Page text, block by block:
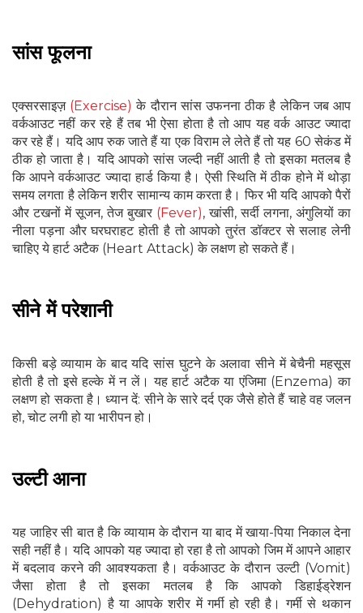
सांस फूलना
एक्सरसाइज़ (Exercise) के दौरान सांस उफनना ठीक है लेकिन जब आप
वर्कआउट नहीं कर रहे हैं तब भी ऐसा होता है तो आप यह वर्क आउट ज्यादा
कर रहे हैं। यदि आप रुक जाते हैं या एक विराम ले लेते हैं तो यह 60 सेकंड में
ठीक हो जाता है। यदि आपको सांस जल्दी नहीं आती है तो इसका मतलब है
कि आपने वर्कआउट ज्यादा हार्ड किया है। ऐसी स्थिति में ठीक होने में थोड़ा
समय लगता है लेकिन शरीर सामान्य काम करता है। फिर भी यदि आपको पैरों
और टखनों में सूजन, तेज बुखार (Fever), खांसी, सर्दी लगना, अंगुलियों का
नीला पड़ना और घरघराहट होती है तो आपको तुरंत डॉक्टर से सलाह लेनी
चाहिए ये हार्ट अटैक (Heart Attack) के लक्षण हो सकते हैं।
सीने में परेशानी
किसी बड़े व्यायाम के बाद यदि सांस घुटने के अलावा सीने में बेचैनी महसूस
होती है तो इसे हल्के में न लें। यह हार्ट अटैक या एंजिमा (Enzema) का
लक्षण हो सकता है। ध्यान दें: सीने के सारे दर्द एक जैसे होते हैं चाहे वह जलन
हो, चोट लगी हो या भारीपन हो।
उल्टी आना
यह जाहिर सी बात है कि व्यायाम के दौरान या बाद में खाया-पिया निकाल देना
सही नहीं है। यदि आपको यह ज्यादा हो रहा है तो आपको जिम में आपने आहार
में बदलाव करने की आवश्यकता है। वर्कआउट के दौरान उल्टी (Vomit)
जैसा होता है तो इसका मतलब है कि आपको डिहाईड्रेशन
(Dehydration) है या आपके शरीर में गर्मी हो रही है। गर्मी से थकान